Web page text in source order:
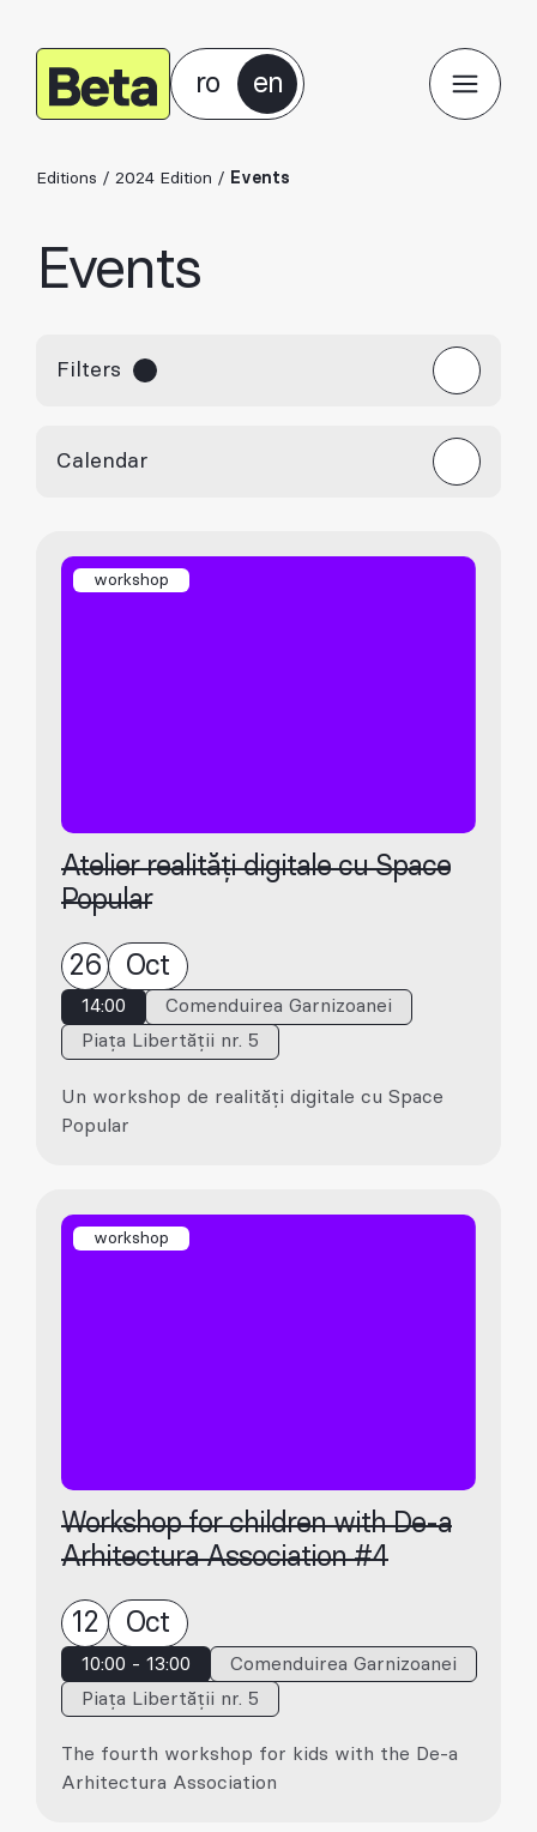
ro en
Editions / 2024 Edition / Events
Events
Filters
Calendar
workshop
Atelier realități digitale cu Space
Popular
26 Oct
14:00
Comenduirea Garnizoanei
Piața Libertății nr. 5
Un workshop de realități digitale cu Space
Popular
workshop
Workshop for children with De-a
Arhitectura Association #4
12 Oct
10:00 - 13:00
Comenduirea Garnizoanei
Piața Libertății nr. 5
The fourth workshop for kids with the De-a
Arhitectura Association